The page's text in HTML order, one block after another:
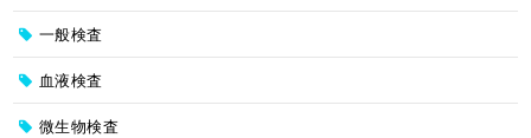
一般検査
血液検査
微生物検査